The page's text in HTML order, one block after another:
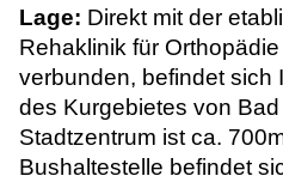
Lage: Direkt mit der
Rehaklinik für
verbunden, befindet sich
des Kurgebietes von
Stadtzentrum ist ca.
Bushaltestelle befindet